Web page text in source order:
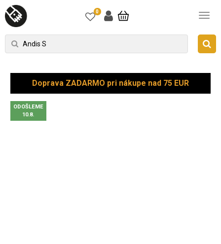
0
Doprava ZADARMO pri nákupe nad 75 EUR
ODOŠLEME
10.8.